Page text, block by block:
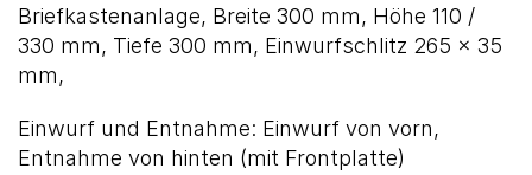
Briefkastenanlage, Breite 300 mm, Höhe 110 /
330 mm, Tiefe 300 mm, Einwurfschlitz 265 x 35
mm,
Einwurf und Entnahme: Einwurf von vorn,
Entnahme von hinten (mit Frontplatte)